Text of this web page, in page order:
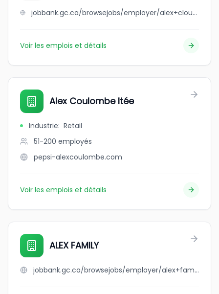
jobbank.gc.ca/browsejobs/employer/alex+cloutier+soudure+inc./ca
Voir les emplois et détails
Alex Coulombe ltée
Industrie: Retail
51-200 employés
pepsi-alexcoulombe.com
Voir les emplois et détails
ALEX FAMILY
jobbank.gc.ca/browsejobs/employer/alex+family/ca